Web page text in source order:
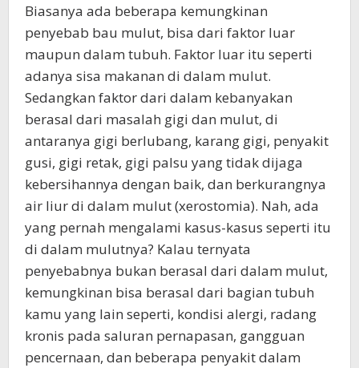
Biasanya ada beberapa kemungkinan
penyebab bau mulut, bisa dari faktor luar
maupun dalam tubuh. Faktor luar itu seperti
adanya sisa makanan di dalam mulut.
Sedangkan faktor dari dalam kebanyakan
berasal dari masalah gigi dan mulut, di
antaranya gigi berlubang, karang gigi, penyakit
gusi, gigi retak, gigi palsu yang tidak dijaga
kebersihannya dengan baik, dan berkurangnya
air liur di dalam mulut (xerostomia). Nah, ada
yang pernah mengalami kasus-kasus seperti itu
di dalam mulutnya? Kalau ternyata
penyebabnya bukan berasal dari dalam mulut,
kemungkinan bisa berasal dari bagian tubuh
kamu yang lain seperti, kondisi alergi, radang
kronis pada saluran pernapasan, gangguan
pencernaan, dan beberapa penyakit dalam